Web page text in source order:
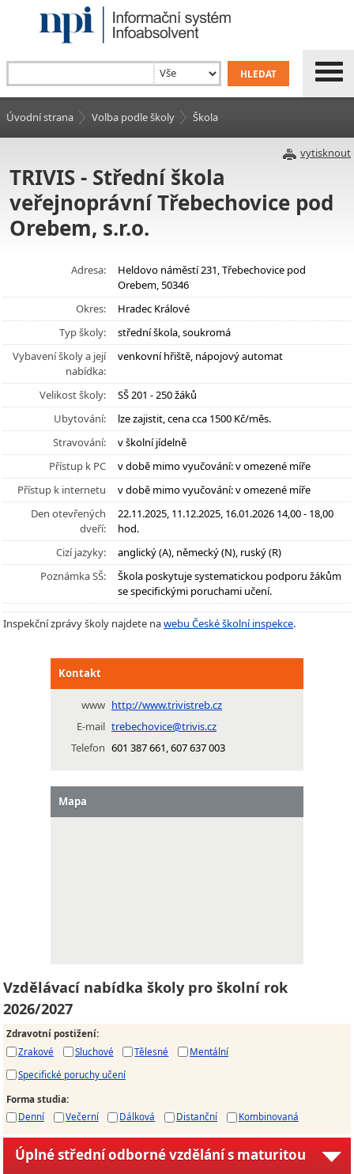
Úvodní strana Volba podle školy Škola
vytisknout
TRIVIS - Střední škola
veřejnoprávní Třebechovice pod
Orebem, s.r.o.
Adresa:
Heldovo náměstí 231, Třebechovice pod
Orebem, 50346
Okres:
Hradec Králové
Typ školy:
střední škola, soukromá
Vybavení školy a její
nabídka:
venkovní hřiště, nápojový automat
Velikost školy:
SŠ 201 - 250 žáků
Ubytování:
lze zajistit, cena cca 1500 Kč/měs.
Stravování:
v školní jídelně
Přístup k PC
v době mimo vyučování: v omezené míře
Přístup k internetu
v době mimo vyučování: v omezené míře
Den otevřených
dveří:
22.11.2025, 11.12.2025, 16.01.2026 14,00 - 18,00
hod.
Cizí jazyky:
anglický (A), německý (N), ruský (R)
Poznámka SŠ:
Škola poskytuje systematickou podporu žákům
se specifickými poruchami učení.
Inspekční zprávy školy najdete nawebu České školní inspekce.
Kontakt
www http://www.trivistreb.cz
E-mail trebechovice@trivis.cz
Telefon 601 387 661, 607 637 003
Mapa
Vzdělávací nabídka školy pro školní rok
2026/2027
Zdravotní postižení:
Zrakové
Sluchové Tělesné
Mentální
Specifické poruchy učení
Forma studia:
Denní
Večerní Dálková Distanční Kombinovaná
Úplné střední odborné vzdělání s maturitou